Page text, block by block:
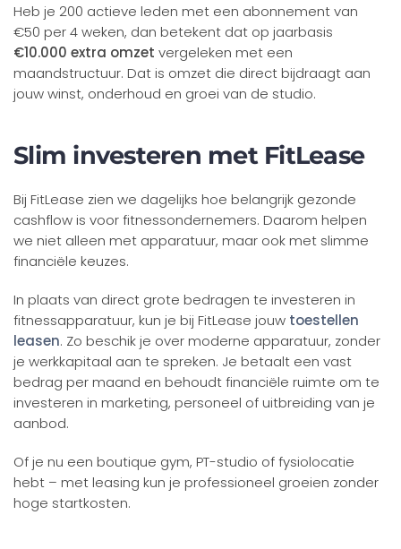
Heb je 200 actieve leden met een abonnement van
€50 per 4 weken, dan betekent dat op jaarbasis
€10.000 extra omzet vergeleken met een
maandstructuur. Dat is omzet die direct bijdraagt aan
jouw winst, onderhoud en groei van de studio.
Slim investeren met FitLease
Bij FitLease zien we dagelijks hoe belangrijk gezonde
cashflow is voor fitnessondernemers. Daarom helpen
we niet alleen met apparatuur, maar ook met slimme
financiële keuzes.
In plaats van direct grote bedragen te investeren in
fitnessapparatuur, kun je bij FitLease jouw toestellen
leasen. Zo beschik je over moderne apparatuur, zonder
je werkkapitaal aan te spreken. Je betaalt een vast
bedrag per maand en behoudt financiële ruimte om te
investeren in marketing, personeel of uitbreiding van je
aanbod.
Of je nu een boutique gym, PT-studio of fysiolocatie
hebt – met leasing kun je professioneel groeien zonder
hoge startkosten.